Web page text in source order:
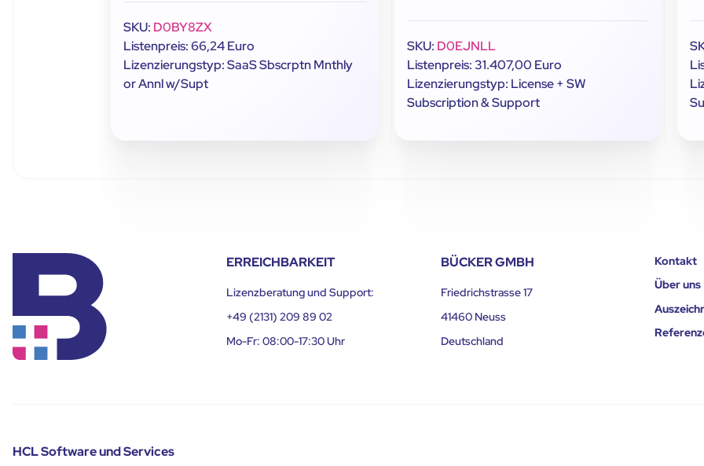
SKU: D0BY8ZX
Listenpreis: 66,24 Euro
Lizenzierungstyp: SaaS Sbscrptn Mnthly
or Annl w/Supt
SKU: D0EJNLL
Listenpreis: 31.407,00 Euro
Lizenzierungstyp: License + SW
Subscription & Support
ERREICHBARKEIT
Lizenzberatung und Support:
+49 (2131) 209 89 02
Mo-Fr: 08:00-17:30 Uhr
BÜCKER GMBH
Friedrichstrasse 17
41460 Neuss
Deutschland
Kontakt
Über uns
HCL Software und Services